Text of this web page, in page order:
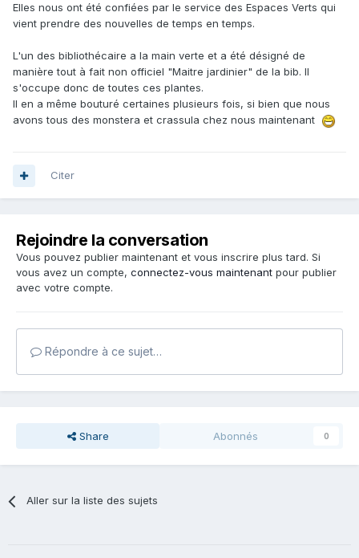
Elles nous ont été confiées par le service des Espaces Verts qui
vient prendre des nouvelles de temps en temps.
L'un des bibliothécaire a la main verte et a été désigné de
manière tout à fait non officiel "Maitre jardinier" de la bib. Il
s'occupe donc de toutes ces plantes.
Il en a même bouturé certaines plusieurs fois, si bien que nous
avons tous des monstera et crassula chez nous maintenant
Citer
Rejoindre la conversation
Vous pouvez publier maintenant et vous inscrire plus tard. Si
vous avez un compte, connectez-vous maintenant pour publier
avec votre compte.
Répondre à ce sujet…
Share Abonnés 0
Aller sur la liste des sujets